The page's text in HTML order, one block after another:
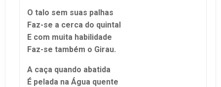
O talo sem suas palhas
Faz-se a cerca do quintal
E com muita habilidade
Faz-se também o Girau.
A caça quando abatida
É pelada na Água quente